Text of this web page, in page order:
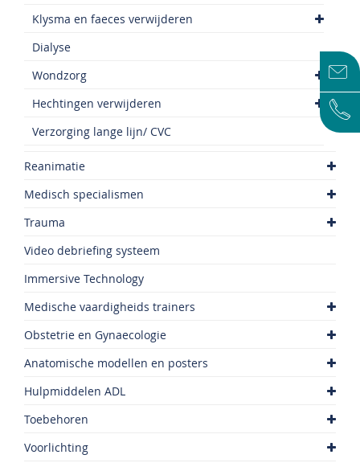
Klysma en faeces verwijderen
Dialyse
Wondzorg
Hechtingen verwijderen
Verzorging lange lijn/ CVC
Reanimatie
Medisch specialismen
Trauma
Video debriefing systeem
Immersive Technology
Medische vaardigheids trainers
Obstetrie en Gynaecologie
Anatomische modellen en posters
Hulpmiddelen ADL
Toebehoren
Voorlichting